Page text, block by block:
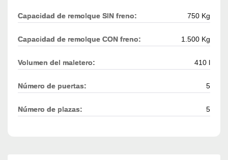
Capacidad de remolque SIN freno: 750 Kg
Capacidad de remolque CON freno: 1.500 Kg
Volumen del maletero: 410 l
Número de puertas: 5
Número de plazas: 5